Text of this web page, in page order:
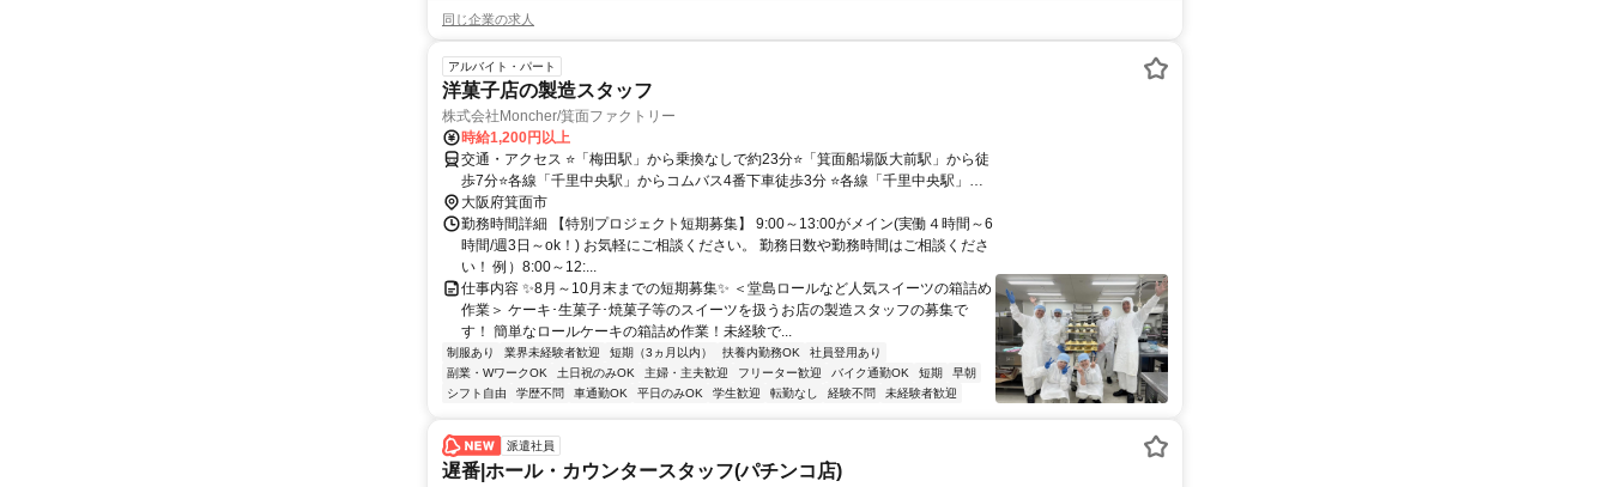
同じ企業の求人
アルバイト・パート
洋菓子店の製造スタッフ
株式会社Moncher/箕面ファクトリー
時給1,200円以上
交通・アクセス ⭐「梅田駅」から乗換なしで約23分⭐「箕面船場阪大前駅」から徒
歩7分⭐各線「千里中央駅」からコムバス4番下車徒歩3分 ⭐各線「千里中央駅」か
ら阪急バス「新船場北橋(新船場南橋)」下車徒歩10分
大阪府箕面市
勤務時間詳細 【特別プロジェクト短期募集】 9:00～13:00がメイン(実働４時間～6
時間/週3日～ok！) お気軽にご相談ください。 勤務日数や勤務時間はご相談くださ
い！ 例）8:00～12:...
仕事内容 ✨8月～10月末までの短期募集✨ ＜堂島ロールなど人気スイーツの箱詰め
作業＞ ケーキ･生菓子･焼菓子等のスイーツを扱うお店の製造スタッフの募集で
す！ 簡単なロールケーキの箱詰め作業！未経験で...
制服あり 業界未経験者歓迎 短期（3ヵ月以内） 扶養内勤務OK
社員登用あり
副業・WワークOK
土日祝のみOK 主婦・主夫歓迎 フリーター歓迎 バイク通勤OK 短期
早朝
シフト自由
学歴不問 車通勤OK 平日のみOK 学生歓迎 転勤なし 経験不問 未経験者歓迎
派遣社員
遅番|ホール・カウンタースタッフ(パチンコ店)